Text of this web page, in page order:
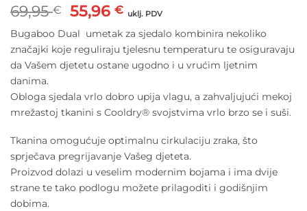
69,95€
Izvorna
cijena
bila
je:
69,95 €.
55,96€Trenutna
cijena
je:
55,96 €.
uklj. PDV
Bugaboo Dual umetak za sjedalo kombinira nekoliko
značajki koje reguliraju tjelesnu temperaturu te osiguravaju
da Vašem djetetu ostane ugodno i u vrućim ljetnim
danima.
Obloga sjedala vrlo dobro upija vlagu, a zahvaljujući mekoj
mrežastoj tkanini s Cooldry® svojstvima vrlo brzo se i suši.
Tkanina omogućuje optimalnu cirkulaciju zraka, što
sprječava pregrijavanje Vašeg djeteta.
Proizvod dolazi u veselim modernim bojama i ima dvije
strane te tako podlogu možete prilagoditi i godišnjim
dobima.